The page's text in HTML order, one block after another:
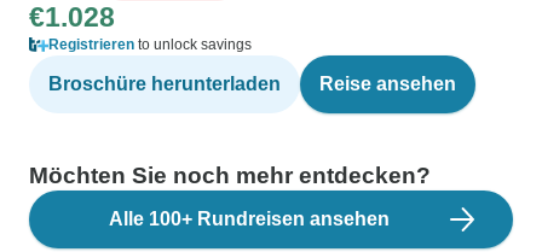
€1.028
Registrieren to unlock savings
Broschüre herunterladen Reise ansehen
Möchten Sie noch mehr entdecken?
Alle 100+ Rundreisen ansehen